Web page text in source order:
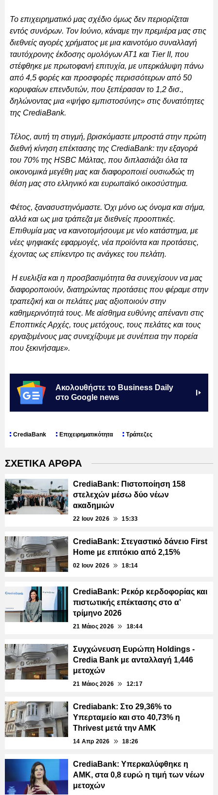
Το επιχειρηματικό μας σχέδιο όμως δεν περιορίζεται
εντός συνόρων. Τον Ιούνιο, κάναμε την πρεμιέρα μας στις
διεθνείς αγορές χρήματος με μια καινοτόμο συναλλαγή
ταυτόχρονης έκδοσης ομολόγων ΑΤ1 και Tier ΙΙ, που
στέφθηκε με πρωτοφανή επιτυχία, με υπερκάλυψη πάνω
από 4,5 φορές και προσφορές περισσότερων από 50
κορυφαίων επενδυτών, που ξεπέρασαν το 1,2 δισ.,
δηλώνοντας μια «ψήφο εμπιστοσύνης» στις δυνατότητες
της CrediaBank.
Τέλος, αυτή τη στιγμή, βρισκόμαστε μπροστά στην πρώτη
διεθνή κίνηση επέκτασης της CrediaBank: την εξαγορά
του 70% της HSBC Μάλτας, που διπλασιάζει όλα τα
οικονομικά μεγέθη μας και διαφοροποιεί ουσιωδώς τη
θέση μας στο ελληνικό και ευρωπαϊκό οικοσύστημα.
Φέτος, ξανασυστηνόμαστε. Όχι μόνο ως όνομα και σήμα,
αλλά και ως μια τράπεζα με διεθνείς προοπτικές.
Επιθυμία μας να καινοτομήσουμε με νέο κατάστημα, με
νέες ψηφιακές εφαρμογές, νέα προϊόντα και προτάσεις,
έχοντας ως επίκεντρο τις ανάγκες του πελάτη.
Η ευελιξία και η προσβασιμότητα θα συνεχίσουν να μας
διαφοροποιούν, διατηρώντας προτάσεις που φέραμε στην
τραπεζική και οι πελάτες μας αξιοποιούν στην
καθημερινότητά τους. Με αίσθημα ευθύνης απέναντι στις
Εποπτικές Αρχές, τους μετόχους, τους πελάτες και τους
εργαζομένους μας συνεχίζουμε με συνέπεια την πορεία
που ξεκινήσαμε».
Ακολουθήστε το Business Daily
στο Google news
CrediaBank Επιχειρηματικότητα Τράπεζες
ΣΧΕΤΙΚΑ ΑΡΘΡΑ
CrediaBank: Πιστοποίηση 158
στελεχών μέσω δύο νέων
ακαδημιών
22 Ιουν 2026 15:33
CrediaBank: Στεγαστικό δάνειο First
Home με επιτόκιο από 2,15%
02 Ιουν 2026 18:14
CrediaBank: Ρεκόρ κερδοφορίας και
πιστωτικής επέκτασης στο α’
τρίμηνο 2026
21 Μάιος 2026 18:44
Συγχώνευση Ευρώπη Holdings -
Credia Bank με ανταλλαγή 1,446
μετοχών
21 Μάιος 2026 12:17
Crediabank: Στο 29,36% το
Υπερταμείο και στο 40,73% η
Thrivest μετά την ΑΜΚ
14 Απρ 2026 18:26
CrediaBank: Υπερκαλύφθηκε η
ΑΜΚ, στα 0,8 ευρώ η τιμή των νέων
μετοχών